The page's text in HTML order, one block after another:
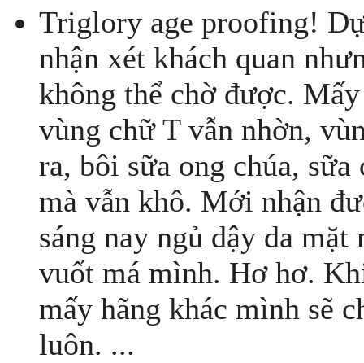
Triglory age proofing!
nhận xét khách quan
không thể chờ được.
vùng chữ T vẫn nhờn,
ra, bôi sữa ong chúa,
mà vẫn khô. Mới nhận
sáng nay ngủ dậy da
vuốt má mình. Hơ hơ.
mấy hãng khác mình sẽ
luôn. ...